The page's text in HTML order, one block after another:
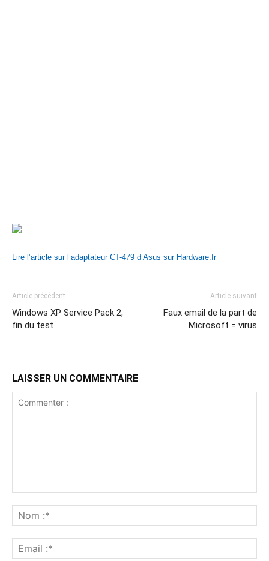
Lire l’article sur l’adaptateur CT-479 d’Asus sur Hardware.fr
Article précédent
Windows XP Service Pack 2,
fin du test
Article suivant
Faux email de la part de
Microsoft = virus
LAISSER UN COMMENTAIRE